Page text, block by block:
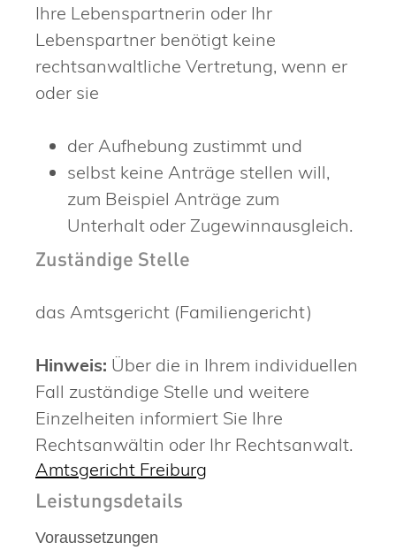
Ihre Lebenspartnerin oder Ihr
Lebenspartner benötigt keine
rechtsanwaltliche Vertretung, wenn er
oder sie
der Aufhebung zustimmt und
selbst keine Anträge stellen will,
zum Beispiel Anträge zum
Unterhalt oder Zugewinnausgleich.
Zuständige Stelle
das Amtsgericht (Familiengericht)
Hinweis: Über die in Ihrem individuellen
Fall zuständige Stelle und weitere
Einzelheiten informiert Sie Ihre
Rechtsanwältin oder Ihr Rechtsanwalt.
Amtsgericht Freiburg
Leistungsdetails
Voraussetzungen